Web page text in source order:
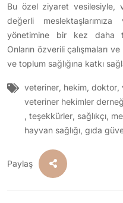
Bu özel ziyaret vesilesiyle,
değerli
yönetimine bir kez daha
Onların özverili çalışmaları
ve toplum sağlığına katkı
veteriner, hekim, doktor,
veteriner hekimler
, teşekkürler, sağlıkçı,
hayvan sağlığı, gıda
Paylaş